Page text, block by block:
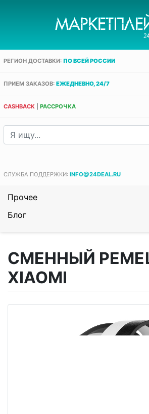
РЕГИОН ДОСТАВКИ: ПО ВСЕЙ РОССИИ
ПРИЕМ ЗАКАЗОВ: ЕЖЕДНЕВНО, 24/7
CASHBACK РАССРОЧКА
СЛУЖБА ПОДДЕРЖКИ: INFO@24DEAL.RU
Прочее
Блог
СМЕННЫЙ
XIAOMI